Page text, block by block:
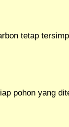
tetap
pohon yang